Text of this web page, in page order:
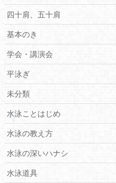
四十肩、五十肩
基本のき
学会・講演会
平泳ぎ
未分類
水泳ことはじめ
水泳の教え方
水泳の深いハナシ
水泳道具